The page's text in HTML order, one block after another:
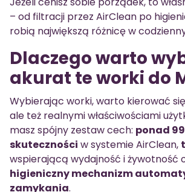
– od filtracji przez AirClean po
robią największą różnicę w
Dlaczego warto
akurat te worki do
Wybierając worki, warto kierować
ale też realnymi właściwościami
masz spójny zestaw cech: ponad
skuteczności w systemie AirClean,
wspierającą wydajność i żywotność
higieniczny mechanizm
zamykania.